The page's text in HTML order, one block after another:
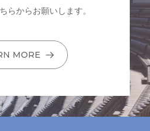
らからお願いします。
MORE